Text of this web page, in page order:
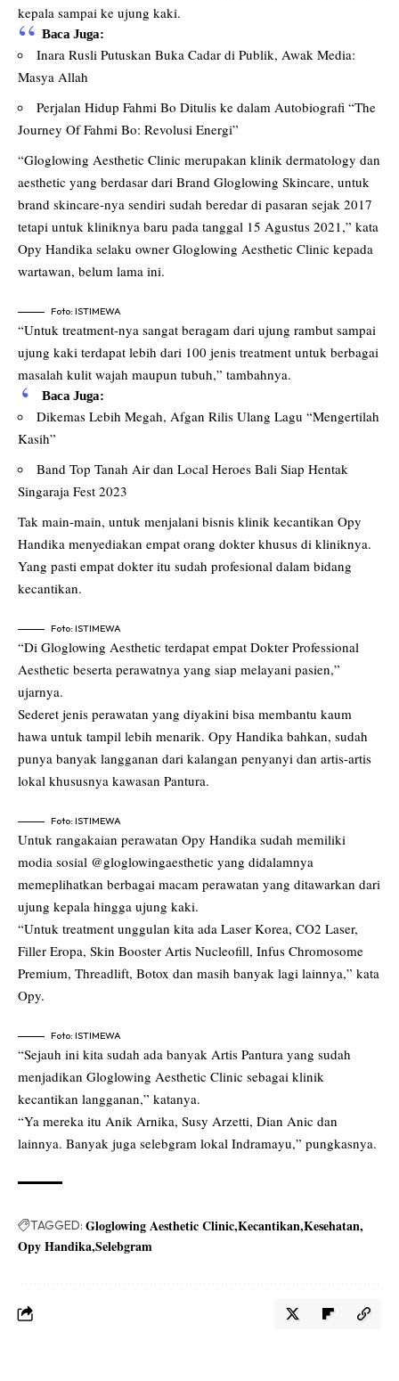
kepala sampai ke ujung kaki.
Baca Juga:
Inara Rusli Putuskan Buka Cadar di Publik, Awak Media:
Masya Allah
Perjalan Hidup Fahmi Bo Ditulis ke dalam Autobiografi “The
Journey Of Fahmi Bo: Revolusi Energi”
“Gloglowing Aesthetic Clinic merupakan klinik dermatology dan
aesthetic yang berdasar dari Brand Gloglowing Skincare, untuk
brand skincare-nya sendiri sudah beredar di pasaran sejak 2017
tetapi untuk kliniknya baru pada tanggal 15 Agustus 2021,” kata
Opy Handika selaku owner Gloglowing Aesthetic Clinic kepada
wartawan, belum lama ini.
Foto: ISTIMEWA
“Untuk treatment-nya sangat beragam dari ujung rambut sampai
ujung kaki terdapat lebih dari 100 jenis treatment untuk berbagai
masalah kulit wajah maupun tubuh,” tambahnya.
Baca Juga:
Dikemas Lebih Megah, Afgan Rilis Ulang Lagu “Mengertilah
Kasih”
Band Top Tanah Air dan Local Heroes Bali Siap Hentak
Singaraja Fest 2023
Tak main-main, untuk menjalani bisnis klinik kecantikan Opy
Handika menyediakan empat orang dokter khusus di kliniknya.
Yang pasti empat dokter itu sudah profesional dalam bidang
kecantikan.
Foto: ISTIMEWA
“Di Gloglowing Aesthetic terdapat empat Dokter Professional
Aesthetic beserta perawatnya yang siap melayani pasien,”
ujarnya.
Sederet jenis perawatan yang diyakini bisa membantu kaum
hawa untuk tampil lebih menarik. Opy Handika bahkan, sudah
punya banyak langganan dari kalangan penyanyi dan artis-artis
lokal khususnya kawasan Pantura.
Foto: ISTIMEWA
Untuk rangakaian perawatan Opy Handika sudah memiliki
modia sosial @gloglowingaesthetic yang didalamnya
memeplihatkan berbagai macam perawatan yang ditawarkan dari
ujung kepala hingga ujung kaki.
“Untuk treatment unggulan kita ada Laser Korea, CO2 Laser,
Filler Eropa, Skin Booster Artis Nucleofill, Infus Chromosome
Premium, Threadlift, Botox dan masih banyak lagi lainnya,” kata
Opy.
Foto: ISTIMEWA
“Sejauh ini kita sudah ada banyak Artis Pantura yang sudah
menjadikan Gloglowing Aesthetic Clinic sebagai klinik
kecantikan langganan,” katanya.
“Ya mereka itu Anik Arnika, Susy Arzetti, Dian Anic dan
lainnya. Banyak juga selebgram lokal Indramayu,” pungkasnya.
TAGGED: Gloglowing Aesthetic ClinicKecantikanKesehatan
Opy HandikaSelebgram